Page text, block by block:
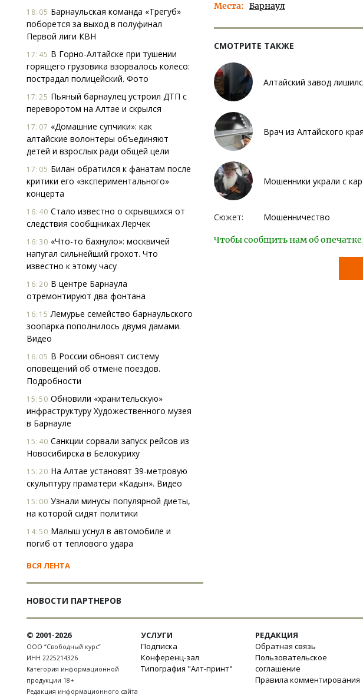
18:05 Барнаульская команда «Трегуб»
поборется за выход в полуфинал
Первой лиги КВН
17:45 В Горно-Алтайске при тушении
горящего грузовика взорвалось колесо:
пострадал полицейский. Фото
17:25 Пьяный барнаулец устроил ДТП с
переворотом на Алтае и скрылся
17:07 «Домашние супчики»: как
алтайские волонтеры объединяют
детей и взрослых ради общей цели
17:05 Билан обратился к фанатам после
критики его «экспериментального»
концерта
16:40 Стало известно о скрывшихся от
следствия сообщниках Лерчек
16:30 «Что-то бахнуло»: москвичей
напугал сильнейший грохот. Что
известно к этому часу
16:20 В центре Барнаула
отремонтируют два фонтана
16:15 Лемурье семейство барнаульского
зоопарка пополнилось двумя дамами.
Видео
16:05 В России обновят систему
оповещений об отмене поездов.
Подробности
15:50 Обновили «хранительскую»
инфраструктуру Художественного музея
в Барнауле
15:40 Санкции сорвали запуск рейсов из
Новосибирска в Белокуриху
15:20 На Алтае установят 39-метровую
скульптуру праматери «Кадын». Видео
15:00 Узнали минусы популярной диеты,
на которой сидят политики
14:50 Малыш уснул в автомобиле и
погиб от теплового удара
ВСЯ ЛЕНТА
НОВОСТИ ПАРТНЕРОВ
Места Барнаул
СМОТРИТЕ ТАКЖЕ
Алтайский завод
Врач из Алтайского
Мошенники украли с
Сюжет: Мошенничество
Чтобы сообщить нам об
© 2001-2026
ООО “Свободный курс”
ИНН 2225214326
Категория информационной
продукции 18+
Редакция информационного сайта
УСЛУГИ
Подписка
Конференц-зал
Типография "Алт-принт"
РЕДАКЦИЯ
Обратная связь
Пользовательское
соглашение
Правила комментирования